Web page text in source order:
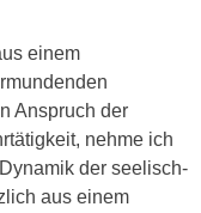
einem
Anspruch der
nehme ich
der seelisch-
aus einem